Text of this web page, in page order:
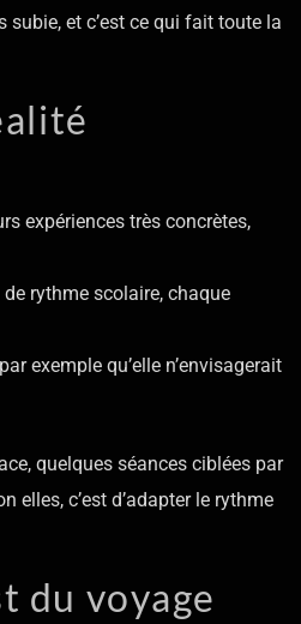
subie, et c’est ce qui fait toute la
expériences très concrètes,
rythme scolaire, chaque
exemple qu’elle n’envisagerait
quelques séances ciblées par
elles, c’est d’adapter le rythme
du voyage